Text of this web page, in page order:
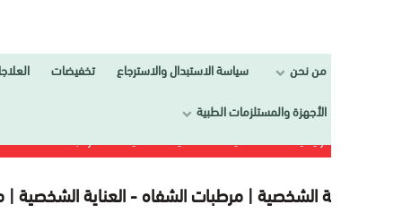
سياسة الاستبدال والاسترجاع تخفيضات العلاجات
الأجهزة والمستلزمات الطبية
العـنــــاية العناية الشخصية مرطبات الشفاه
الشخصية | مرطبات الشفاه -العناية الشخصية | مرطبات